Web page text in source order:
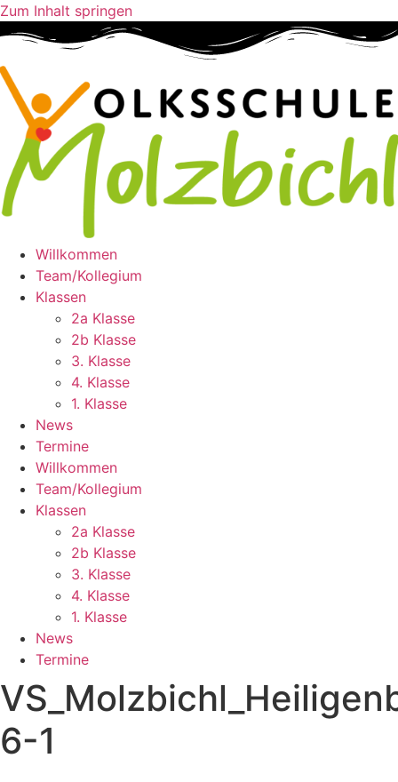
Zum Inhalt springen
Willkommen
Team/Kollegium
Klassen
2a Klasse
2b Klasse
3. Klasse
4. Klasse
1. Klasse
News
Termine
Willkommen
Team/Kollegium
Klassen
2a Klasse
2b Klasse
3. Klasse
4. Klasse
1. Klasse
News
Termine
6-1